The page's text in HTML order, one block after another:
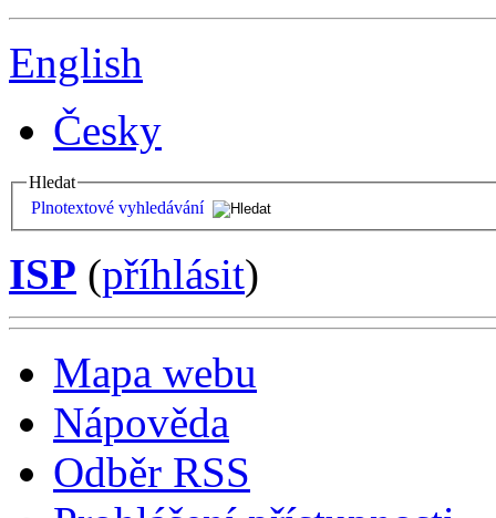
English
Česky
Hledat
Plnotextové vyhledávání
ISP (příhlásit)
Mapa webu
Nápověda
Odběr RSS